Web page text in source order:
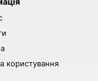
користування